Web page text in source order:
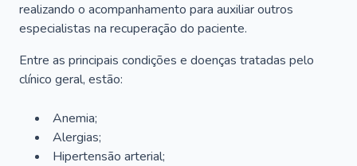
realizando o acompanhamento para auxiliar outros
especialistas na recuperação do paciente.
Entre as principais condições e doenças tratadas pelo
clínico geral, estão:
Anemia;
Alergias;
Hipertensão arterial;